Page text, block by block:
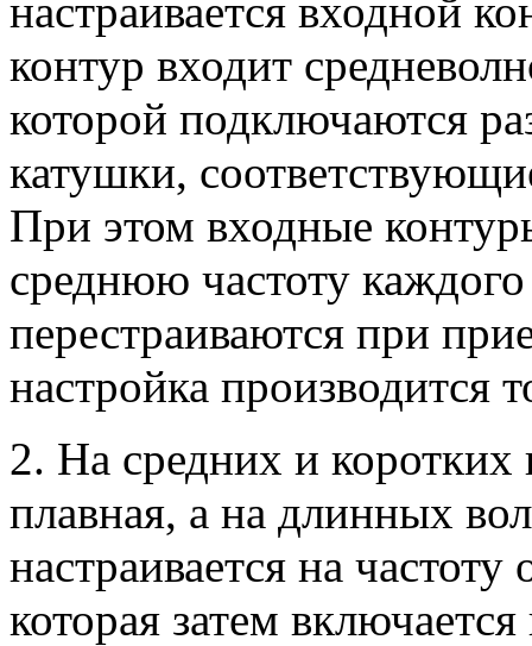
настраивается входной
контур входит
которой подключаются
катушки,
При этом входные
среднюю частоту
перестраиваются при
настройка производится
2. На средних и коротких
плавная, а на длинных
настраивается на
которая затем